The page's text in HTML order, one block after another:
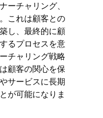
ーチャリング、
これは顧客との
し、最終的に顧
るプロセスを意
チャリング戦略
顧客の関心を保
サービスに長期
が可能になりま